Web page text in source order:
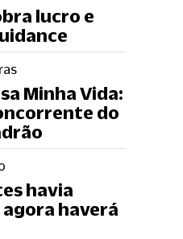
lucro e
Minha Vida:
do
havia
haverá